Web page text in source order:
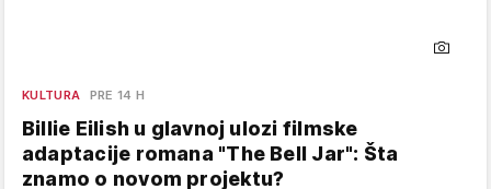
KULTURA PRE 14 H
Billie Eilish u glavnoj ulozi filmske
adaptacije romana "The Bell Jar": Šta
znamo o novom projektu?